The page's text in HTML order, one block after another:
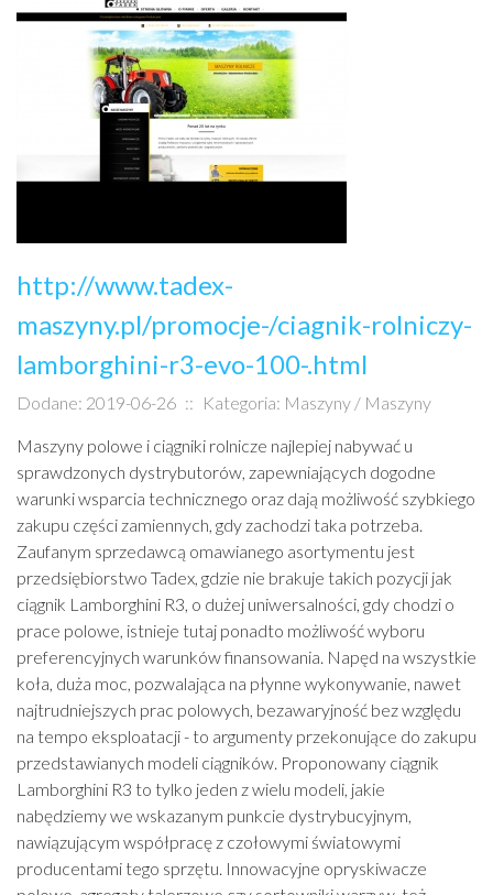
http://www.tadex-
maszyny.pl/promocje-/ciagnik-rolniczy-
lamborghini-r3-evo-100-.html
Dodane: 2019-06-26 :: Kategoria: Maszyny / Maszyny
Maszyny polowe i ciągniki rolnicze najlepiej nabywać u
sprawdzonych dystrybutorów, zapewniających dogodne
warunki wsparcia technicznego oraz dają możliwość szybkiego
zakupu części zamiennych, gdy zachodzi taka potrzeba.
Zaufanym sprzedawcą omawianego asortymentu jest
przedsiębiorstwo Tadex, gdzie nie brakuje takich pozycji jak
ciągnik Lamborghini R3, o dużej uniwersalności, gdy chodzi o
prace polowe, istnieje tutaj ponadto możliwość wyboru
preferencyjnych warunków finansowania. Napęd na wszystkie
koła, duża moc, pozwalająca na płynne wykonywanie, nawet
najtrudniejszych prac polowych, bezawaryjność bez względu
na tempo eksploatacji - to argumenty przekonujące do zakupu
przedstawianych modeli ciągników. Proponowany ciągnik
Lamborghini R3 to tylko jeden z wielu modeli, jakie
nabędziemy we wskazanym punkcie dystrybucyjnym,
nawiązującym współpracę z czołowymi światowymi
producentami tego sprzętu. Innowacyjne opryskiwacze